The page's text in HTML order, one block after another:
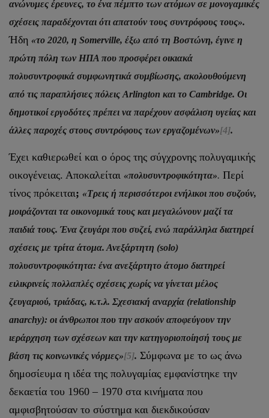
ανώνυμες έρευνες, το ένα πέμπτο των ατόμων σε μονογαμικές
σχέσεις παραδέχονται ότι απατούν τους συντρόφους τους».
Ήδη «το 2020, η Somerville, έξω από τη Βοστώνη, έγινε η
πρώτη πόλη των ΗΠΑ που προσφέρει οικιακά
πολυσυντροφικά συμφωνητικά συμβίωσης, ακολουθούμενη
από τις παραπλήσιες πόλεις Arlington και το Cambridge. Οι
δημοτικοί εργοδότες πρέπει να παρέχουν ασφάλιση υγείας και
άλλες παροχές στους συντρόφους των εργαζομένων»[4].
Έχει καθιερωθεί και ο όρος της σύγχρονης πολυγαμικής
οικογένειας. Αποκαλείται «πολυσυντροφικότητα». Περί
τίνος πρόκειται; «Τρεις ή περισσότεροι ενήλικοι που συζούν,
μοιράζονται τα οικονομικά τους και μεγαλώνουν μαζί τα
παιδιά τους. Ένα ζευγάρι που συζεί, ενώ παράλληλα διατηρεί
σχέσεις με τρίτα άτομα. Ανεξάρτητη (solo)
πολυσυντροφικότητα: ένα ανεξάρτητο άτομο διατηρεί
ειλικρινείς πολλαπλές σχέσεις χωρίς να γίνεται μέλος
ζευγαριού, τριάδας, κ.τ.λ. Σχεσιακή αναρχία (relationship
anarchy): οι άνθρωποι που την ασκούν αποφεύγουν την
ιεράρχηση των σχέσεων και την κατηγοριοποίησή τους με
βάση τις κοινωνικές νόρμες»[5]. Σύμφωνα με το ως άνω
δημοσίευμα η ιδέα της πολυγαμίας εμφανίστηκε την
δεκαετία του 1960 – 1970 στα κινήματα που
αμφισβητούσαν το σύστημα και διεκδικούσαν